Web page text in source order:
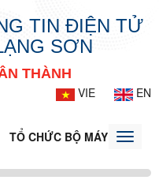
TIN ĐIỆN TỬ
SƠN
THÀNH
VIE
EN
TỔ CHỨC BỘ MÁY
Toggle